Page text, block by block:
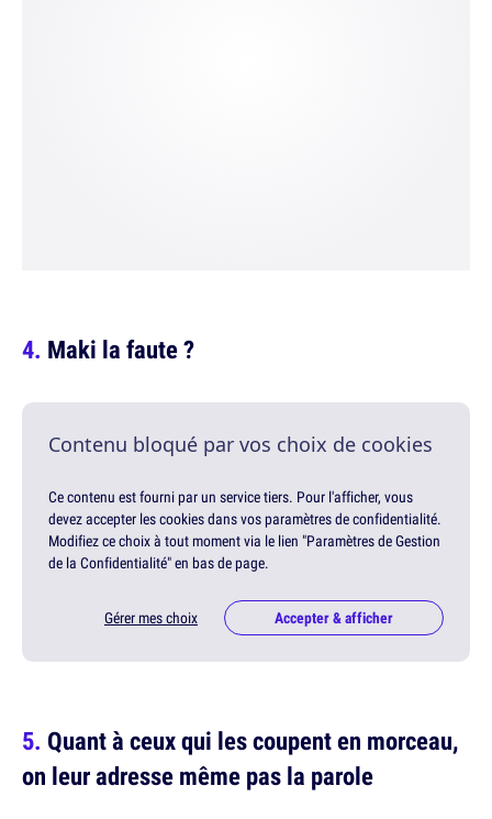
Maki la faute ?
Contenu bloqué par vos choix de cookies
Ce contenu est fourni par un service tiers. Pour l'afficher, vous
devez accepter les cookies dans vos paramètres de confidentialité.
Modifiez ce choix à tout moment via le lien "Paramètres de Gestion
de la Confidentialité" en bas de page.
Gérer mes choix Accepter & afficher
Quant à ceux qui les coupent en morceau,
on leur adresse même pas la parole